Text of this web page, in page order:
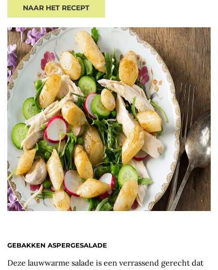
NAAR HET RECEPT
GEBAKKEN ASPERGESALADE
Deze lauwwarme salade is een verrassend gerecht dat